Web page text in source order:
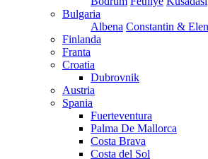
Bulgaria
Albena Constantin &
Finlanda
Franta
Croatia
Dubrovnik
Austria
Spania
Fuerteventura
Palma De Mallorca
Costa Brava
Costa del Sol